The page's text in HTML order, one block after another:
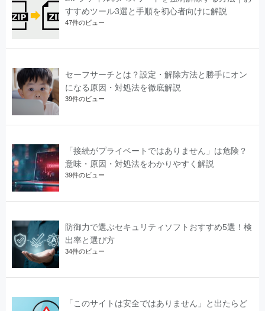
すすめツール3選と手順を初心者向けに解説
47件のビュー
セーフサーチとは？設定・解除方法と勝手にオン
になる原因・対処法を徹底解説
39件のビュー
「接続がプライベートではありません」は危険？
意味・原因・対処法をわかりやすく解説
39件のビュー
防御力で選ぶセキュリティソフトおすすめ5選！検
出率と選び方
34件のビュー
「このサイトは安全ではありません」と出たらど